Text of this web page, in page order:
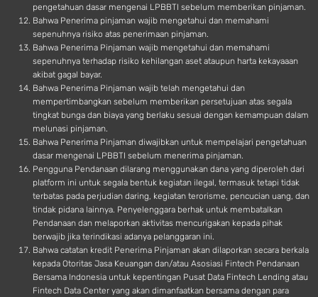
pengetahuan dasar mengenai LPBBTI sebelum memberikan pinjaman.
Bahwa Penerima pinjaman wajib mengetahui dan memahami
sepenuhnya risiko atas penerimaan pinjaman.
Bahwa Penerima Pinjaman wajib mengetahui dan memahami
sepenuhnya terhadap risiko kehilangan aset ataupun harta kekayaaan
akibat gagal bayar.
Bahwa Penerima Pinjaman wajib telah mengetahui dan
mempertimbangkan sebelum memberikan persetujuan atas segala
tingkat bunga dan biaya yang berlaku sesuai dengan kemampuan dalam
melunasi pinjaman.
Bahwa Penerima Pinjaman diwajibkan untuk mempelajari pengetahuan
dasar mengenai LPBBTI sebelum menerima pinjaman.
Pengguna Pendanaan dilarang menggunakan dana yang diperoleh dari
platform ini untuk segala bentuk kegiatan ilegal, termasuk tetapi tidak
terbatas pada perjudian daring, kegiatan terorisme, pencucian uang, dan
tindak pidana lainnya. Penyelenggara berhak untuk membatalkan
Pendanaan dan melaporkan aktivitas mencurigakan kepada pihak
berwajib jika terindikasi adanya pelanggaran ini.
Bahwa catatan kredit Penerima Pinjaman akan dilaporkan secara berkala
kepada Otoritas Jasa Keuangan dan/atau Asosiasi Fintech Pendanaan
Bersama Indonesia untuk kepentingan Pusat Data Fintech Lending atau
Fintech Data Center yang akan dimanfaatkan bersama dengan para